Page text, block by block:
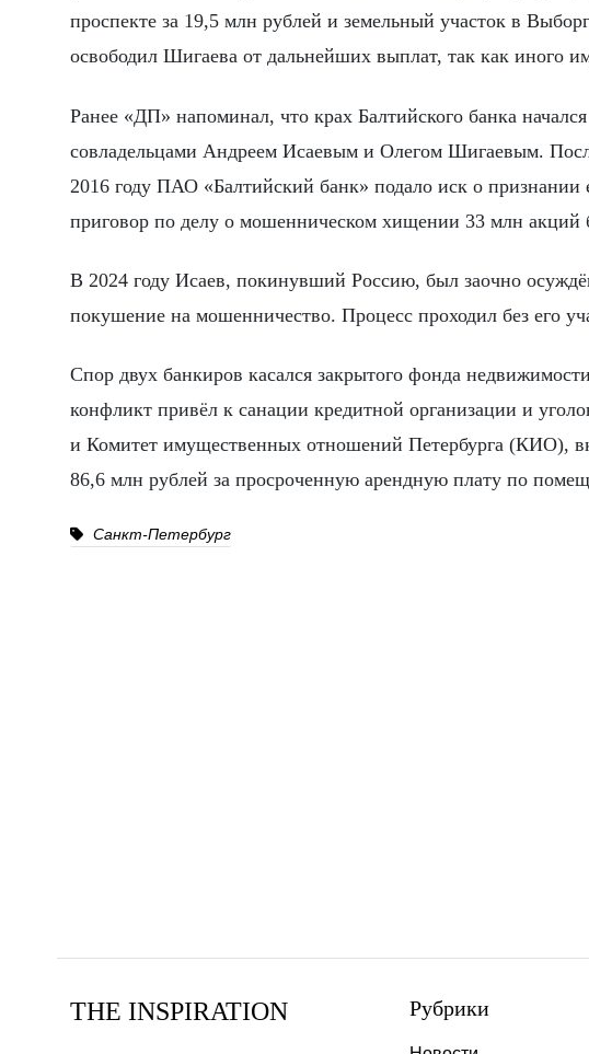
проспекте за 19,5 млн рублей и земельный участок в
освободил Шигаева от дальнейших выплат, так как иного
Ранее «ДП» напоминал, что крах Балтийского банка
совладельцами Андреем Исаевым и Олегом Шигаевым.
2016 году ПАО «Балтийский банк» подало иск о признании
приговор по делу о мошенническом хищении 33 млн
В 2024 году Исаев, покинувший Россию, был заочно
покушение на мошенничество. Процесс проходил без его
Спор двух банкиров касался закрытого фонда
конфликт привёл к санации кредитной организации и
и Комитет имущественных отношений Петербурга (КИО),
86,6 млн рублей за просроченную арендную плату по
Санкт-Петербург
THE INSPIRATION Рубрики